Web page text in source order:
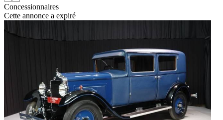
Concessionnaires
Cette annonce a expiré